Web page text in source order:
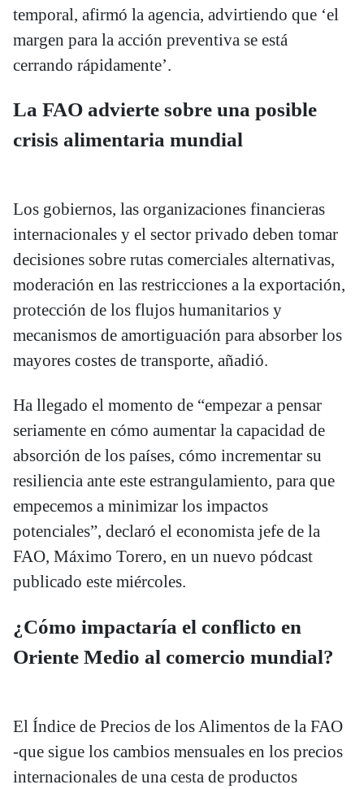
temporal, afirmó la agencia, advirtiendo que ‘el
margen para la acción preventiva se está
cerrando rápidamente’.
La FAO advierte sobre una posible
crisis alimentaria mundial
Los gobiernos, las organizaciones financieras
internacionales y el sector privado deben tomar
decisiones sobre rutas comerciales alternativas,
moderación en las restricciones a la exportación,
protección de los flujos humanitarios y
mecanismos de amortiguación para absorber los
mayores costes de transporte, añadió.
Ha llegado el momento de “empezar a pensar
seriamente en cómo aumentar la capacidad de
absorción de los países, cómo incrementar su
resiliencia ante este estrangulamiento, para que
empecemos a minimizar los impactos
potenciales”, declaró el economista jefe de la
FAO, Máximo Torero, en un nuevo pódcast
publicado este miércoles.
¿Cómo impactaría el conflicto en
Oriente Medio al comercio mundial?
El Índice de Precios de los Alimentos de la FAO
-que sigue los cambios mensuales en los precios
internacionales de una cesta de productos